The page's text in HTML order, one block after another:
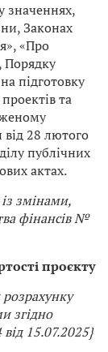
значеннях,
Законах
«Про
Порядку
підготовку
та
від 28 лютого
публічних
актах.
змінами,
фінансів №
проєкту
згідно
15.07.2025}